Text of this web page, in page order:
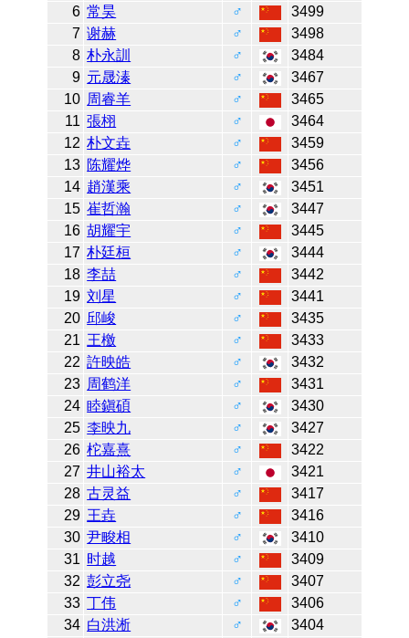
6 常昊 ♂
3499
7 谢赫 ♂
3498
8 朴永訓 ♂
3484
9 元晟溱 ♂
3467
10 周睿羊 ♂
3465
11 張栩 ♂
3464
12 朴文垚 ♂
3459
13 陈耀烨 ♂
3456
14 趙漢乘 ♂
3451
15 崔哲瀚 ♂
3447
16 胡耀宇 ♂
3445
17 朴廷桓 ♂
3444
18 李喆 ♂
3442
19 刘星 ♂
3441
20 邱峻 ♂
3435
21 王檄 ♂
3433
22 許映皓 ♂
3432
23 周鹤洋 ♂
3431
24 睦鎭碩 ♂
3430
25 李映九 ♂
3427
26 柁嘉熹 ♂
3422
27 井山裕太 ♂
3421
28 古灵益 ♂
3417
29 王垚 ♂
3416
30 尹畯相 ♂
3410
31 时越 ♂
3409
32 彭立尧 ♂
3407
33 丁伟 ♂
3406
34 白洪淅 ♂
3404